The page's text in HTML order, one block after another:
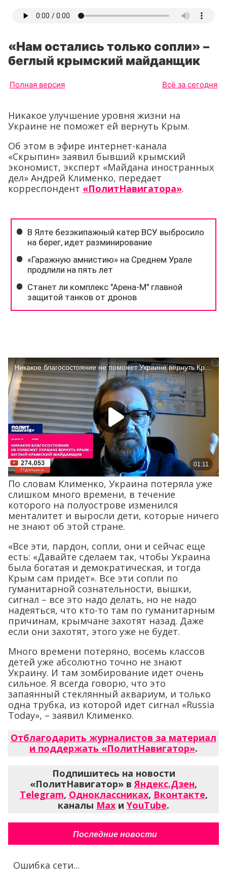
«Нам остались только сопли» –
беглый крымский майданщик
Полная версия Всё за сегодня
Никакое улучшение уровня жизни на
Украине не поможет ей вернуть Крым.
Об этом в эфире интернет-канала
«Скрыпин» заявил бывший крымский
экономист, эксперт «Майдана иностранных
дел» Андрей Клименко, передает
корреспондент «ПолитНавигатора».
По словам Клименко, Украина потеряла уже
слишком много времени, в течение
которого на полуострове изменился
менталитет и выросли дети, которые ничего
не знают об этой стране.
«Все эти, пардон, сопли, они и сейчас еще
есть: «Давайте сделаем так, чтобы Украина
была богатая и демократическая, и тогда
Крым сам придет». Все эти сопли по
гуманитарной сознательности, вышки,
сигнал – все это надо делать, но не надо
надеяться, что кто-то там по гуманитарным
причинам, крымчане захотят назад. Даже
если они захотят, этого уже не будет.
Много времени потеряно, восемь классов
детей уже абсолютно точно не знают
Украину. И там зомбирование идет очень
сильное. Я всегда говорю, что это
запаянный стеклянный аквариум, и только
одна трубка, из которой идет сигнал «Russia
Today», – заявил Клименко.
Отблагодарить журналистов за материал
и поддержать «ПолитНавигатор».
Подпишитесь на новости
«ПолитНавигатор» вЯндекс.Дзен,
Telegram, Одноклассниках, Вконтакте,
каналы Max и YouTube.
Последние новости
Ошибка сети...